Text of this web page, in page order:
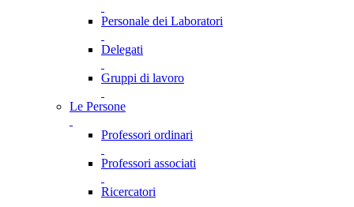
Personale dei Laboratori
Delegati
Gruppi di lavoro
Le Persone
Professori ordinari
Professori associati
Ricercatori